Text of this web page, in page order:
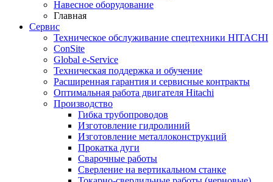
Навесное оборудование
Главная
Сервис
Техническое обслуживание спецтехники HITACHI
ConSite
Global e-Service
Техническая поддержка и обучение
Расширенная гарантия и сервисные контракты
Оптимальная работа двигателя Hitachi
Производство
Гибка трубопроводов
Изготовление гидролиний
Изготовление металлоконструкций
Прокатка дуги
Сварочные работы
Сверление на вертикальном станке